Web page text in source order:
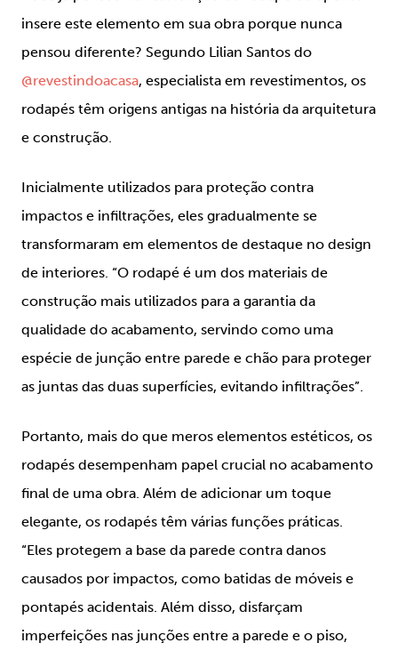
insere este elemento em sua obra porque nunca
pensou diferente? Segundo Lilian Santos do
@revestindoacasa, especialista em revestimentos, os
rodapés têm origens antigas na história da arquitetura
e construção.
Inicialmente utilizados para proteção contra
impactos e infiltrações, eles gradualmente se
transformaram em elementos de destaque no design
de interiores. “O rodapé é um dos materiais de
construção mais utilizados para a garantia da
qualidade do acabamento, servindo como uma
espécie de junção entre parede e chão para proteger
as juntas das duas superfícies, evitando infiltrações”.
Portanto, mais do que meros elementos estéticos, os
rodapés desempenham papel crucial no acabamento
final de uma obra. Além de adicionar um toque
elegante, os rodapés têm várias funções práticas.
“Eles protegem a base da parede contra danos
causados por impactos, como batidas de móveis e
pontapés acidentais. Além disso, disfarçam
imperfeições nas junções entre a parede e o piso,